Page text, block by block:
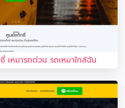
เหมารถด่วน รถเหมาใกล้ฉัน